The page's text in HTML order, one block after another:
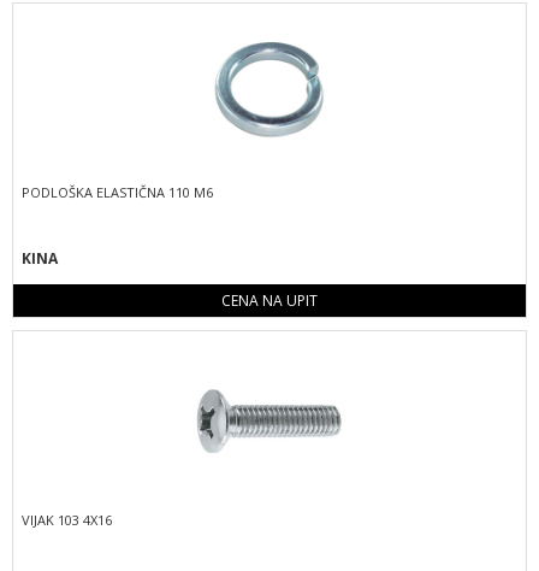
PODLOŠKA ELASTIČNA 110 M6
KINA
CENA NA UPIT
VIJAK 103 4X16